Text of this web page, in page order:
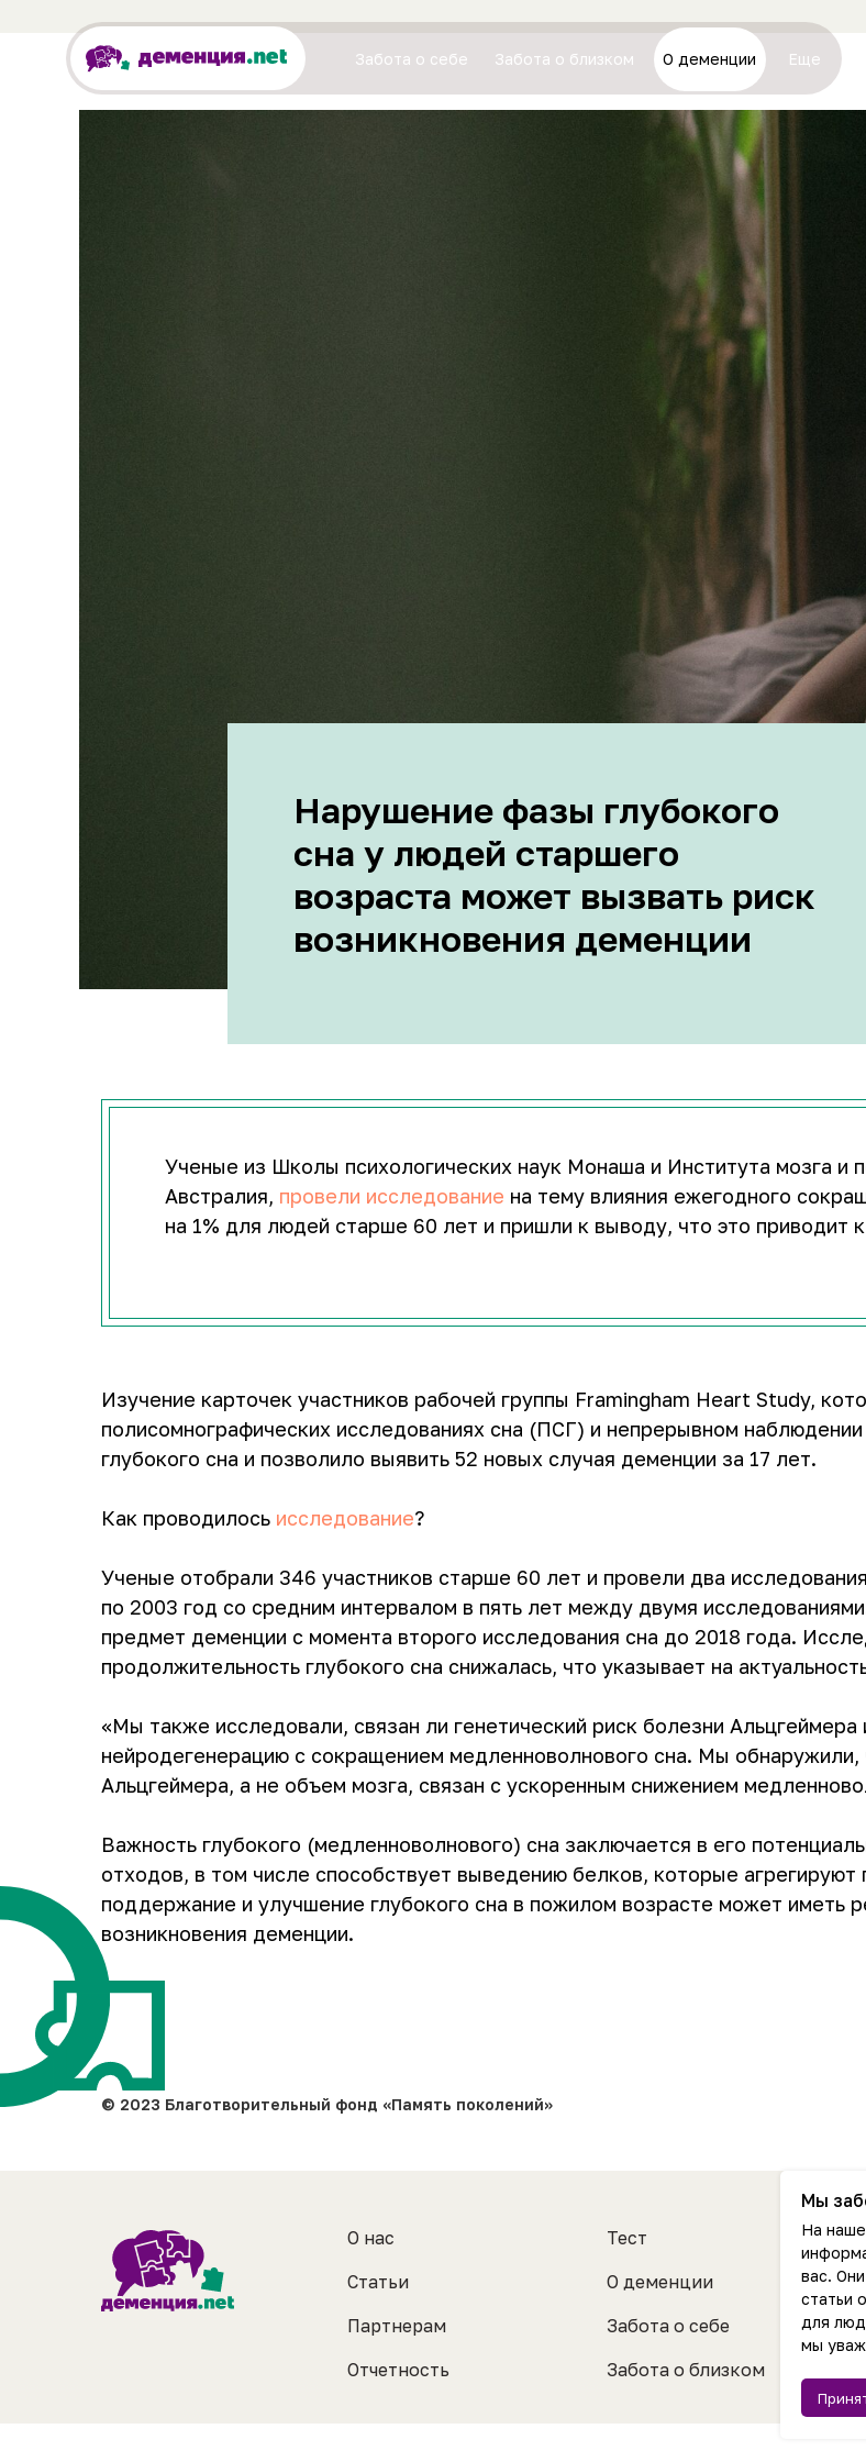
Забота о близком
Забота о себе О деменции Еще
Нарушение фазы глубокого
сна у людей старшего
возраста может вызвать риск
возникновения деменции
Ученые из Школы психологических наук Монаша и Института мозга и
Австралия, провели исследование на тему влияния ежегодного
на 1% для людей старше 60 лет и пришли к выводу, что это приводит
Изучение карточек участников рабочей группы Framingham Heart Study,
полисомнографических исследованиях сна (ПСГ) и непрерывном
глубокого сна и позволило выявить 52 новых случая деменции за 17 лет.
Как проводилось исследование?
Ученые отобрали 346 участников старше 60 лет и провели два
по 2003 год со средним интервалом в пять лет между двумя
предмет деменции с момента второго исследования сна до 2018 года.
продолжительность глубокого сна снижалась, что указывает на
«Мы также исследовали, связан ли генетический риск болезни
нейродегенерацию с сокращением медленноволнового сна. Мы обнаружили,
Альцгеймера, а не объем мозга, связан с ускоренным снижением
Важность глубокого (медленноволнового) сна заключается в его
отходов, в том числе способствует выведению белков, которые
поддержание и улучшение глубокого сна в пожилом возрасте может иметь
возникновения деменции.
© 2023 Благотворительный фонд «Память поколений»
Тест
О нас
Статьи
Партнерам
Отчетность
О деменции
Забота о себе
Забота о близком
Мы
На
вас.
статьи
для
мы